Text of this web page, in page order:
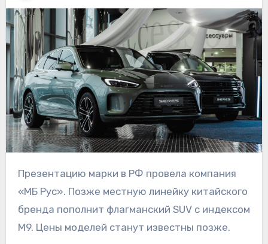
Презентацию марки в РФ провела компания
«МБ Рус». Позже местную линейку китайского
бренда пополнит флагманский SUV с индексом
M9. Цены моделей станут известны позже.